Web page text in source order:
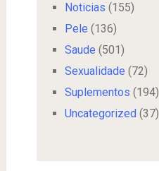
Noticias (155)
Pele (136)
Saude (501)
Sexualidade (72)
Suplementos (194)
Uncategorized (37)